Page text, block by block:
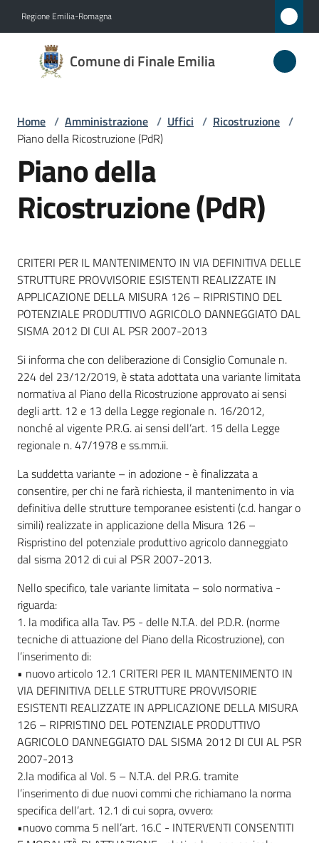
Regione Emilia-Romagna
Comune di Finale Emilia
Comune
di
Emilia
Amministrazione
Menu selezionato
Novità
Vivere
il
Comune
Prenotazione
appuntamento
A
l
l
e
r
t
m
e
t
e
o
Sportello
telematico
SUE
Tutti
gli
argomenti...
Home / Amministrazione / Uffici / Ricostruzione /
Piano della Ricostruzione (PdR)
Piano della
Ricostruzione (PdR)
CRITERI PER IL MANTENIMENTO IN VIA DEFINITIVA DELLE
STRUTTURE PROVVISORIE ESISTENTI REALIZZATE IN
APPLICAZIONE DELLA MISURA 126 – RIPRISTINO DEL
POTENZIALE PRODUTTIVO AGRICOLO DANNEGGIATO DAL
SISMA 2012 DI CUI AL PSR 2007-2013
Si informa che con deliberazione di Consiglio Comunale n.
224 del 23/12/2019, è stata adottata una variante limitata
normativa al Piano della Ricostruzione approvato ai sensi
degli artt. 12 e 13 della Legge regionale n. 16/2012,
nonché al vigente P.R.G. ai sensi dell’art. 15 della Legge
regionale n. 47/1978 e ss.mm.ii.
La suddetta variante – in adozione - è finalizzata a
consentire, per chi ne farà richiesta, il mantenimento in via
definitiva delle strutture temporanee esistenti (c.d. hangar o
simili) realizzate in applicazione della Misura 126 –
Rispristino del potenziale produttivo agricolo danneggiato
dal sisma 2012 di cui al PSR 2007-2013.
Nello specifico, tale variante limitata – solo normativa -
riguarda:
1. la modifica alla Tav. P5 - delle N.T.A. del P.D.R. (norme
tecniche di attuazione del Piano della Ricostruzione), con
l’inserimento di:
• nuovo articolo 12.1 CRITERI PER IL MANTENIMENTO IN
VIA DEFINITIVA DELLE STRUTTURE PROVVISORIE
ESISTENTI REALIZZATE IN APPLICAZIONE DELLA MISURA
126 – RIPRISTINO DEL POTENZIALE PRODUTTIVO
AGRICOLO DANNEGGIATO DAL SISMA 2012 DI CUI AL PSR
2007-2013
2.la modifica al Vol. 5 – N.T.A. del P.R.G. tramite
l’inserimento di due nuovi commi che richiamano la norma
specifica dell’art. 12.1 di cui sopra, ovvero:
•nuovo comma 5 nell’art. 16.C - INTERVENTI CONSENTITI